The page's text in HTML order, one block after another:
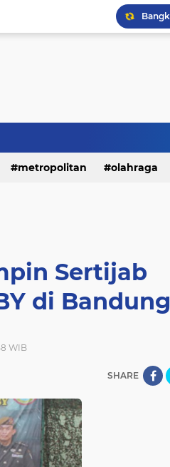
metropolitan olahraga
Sertijab
di Bandung
WIB
SHARE